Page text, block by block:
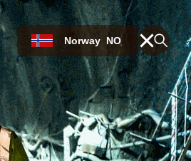
Norway NO